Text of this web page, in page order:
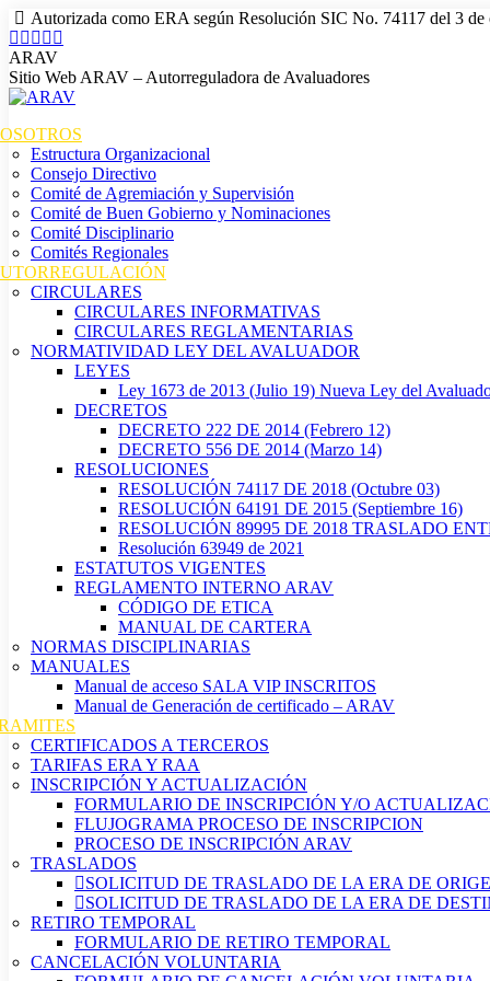
Autorizada como ERA según Resolución SIC No. 74117 del 3 de
ARAV
Sitio Web ARAV – Autorreguladora de Avaluadores
Estructura Organizacional
Consejo Directivo
Comité de Agremiación y Supervisión
Comité de Buen Gobierno y Nominaciones
Comité Disciplinario
Comités Regionales
CIRCULARES
CIRCULARES INFORMATIVAS
CIRCULARES REGLAMENTARIAS
NORMATIVIDAD LEY DEL AVALUADOR
LEYES
Ley 1673 de 2013 (Julio 19) Nueva Ley del
DECRETOS
DECRETO 222 DE 2014 (Febrero 12)
DECRETO 556 DE 2014 (Marzo 14)
RESOLUCIONES
RESOLUCIÓN 74117 DE 2018 (Octubre 03)
RESOLUCIÓN 64191 DE 2015 (Septiembre 16)
RESOLUCIÓN 89995 DE 2018 TRASLADO
Resolución 63949 de 2021
ESTATUTOS VIGENTES
REGLAMENTO INTERNO ARAV
CÓDIGO DE ETICA
MANUAL DE CARTERA
NORMAS DISCIPLINARIAS
MANUALES
Manual de acceso SALA VIP INSCRITOS
Manual de Generación de certificado – ARAV
CERTIFICADOS A TERCEROS
TARIFAS ERA Y RAA
INSCRIPCIÓN Y ACTUALIZACIÓN
FORMULARIO DE INSCRIPCIÓN Y/O
FLUJOGRAMA PROCESO DE INSCRIPCION
PROCESO DE INSCRIPCIÓN ARAV
TRASLADOS
SOLICITUD DE TRASLADO DE LA ERA DE
SOLICITUD DE TRASLADO DE LA ERA DE
RETIRO TEMPORAL
FORMULARIO DE RETIRO TEMPORAL
CANCELACIÓN VOLUNTARIA